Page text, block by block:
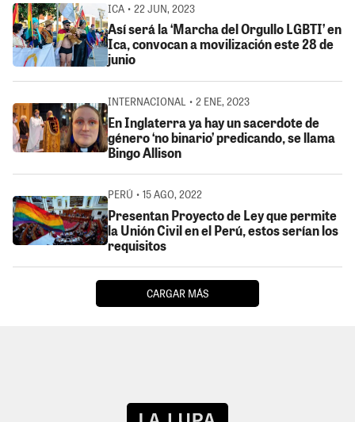
ICA • 22 JUN, 2023
Así será la ‘Marcha del Orgullo LGBTI’ en
Ica, convocan a movilización este 28 de
junio
INTERNACIONAL • 2 ENE, 2023
En Inglaterra ya hay un sacerdote de
género ‘no binario’ predicando, se llama
Bingo Allison
PERÚ • 15 AGO, 2022
Presentan Proyecto de Ley que permite
la Unión Civil en el Perú, estos serían los
requisitos
CARGAR MÁS